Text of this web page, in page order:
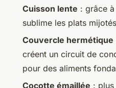
Cuisson lente : grâce
sublime les plats
Couvercle hermétique
créent un circuit de
pour des aliments
Cocotte émaillée : plus